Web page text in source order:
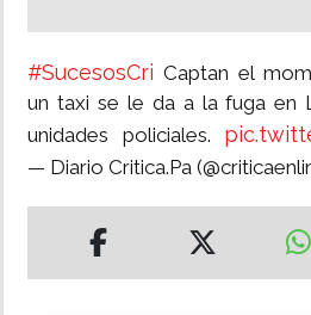
#SucesosCri Captan el
un taxi se le da a la fuga en
unidades policiales.
— Diario Critica.Pa